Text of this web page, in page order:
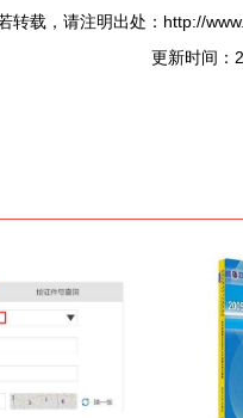
转载，请注明出处：http://
更新时间：